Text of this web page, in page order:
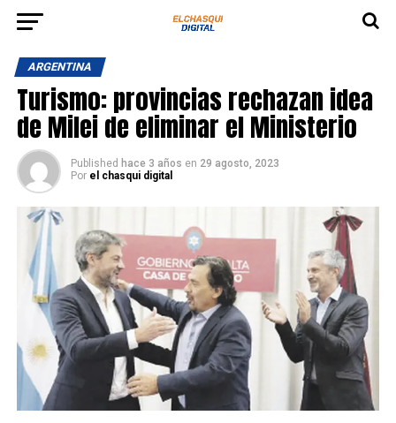
ARGENTINA
Turismo: provincias rechazan idea
de Milei de eliminar el Ministerio
Published hace 3 años en 29 agosto, 2023
Por el chasqui digital